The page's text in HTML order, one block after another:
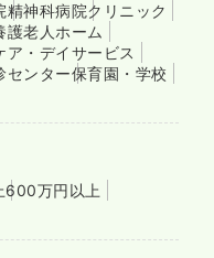
精神科病院クリニック
護老人ホーム
ア・デイサービス
センター保育園・学校
600万円以上